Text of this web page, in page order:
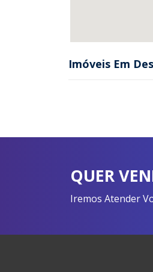
Imóveis Em
QUER
Iremos Atender